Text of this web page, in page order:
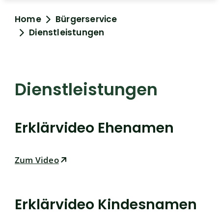
Home
Bürgerservice
Dienstleistungen
Dienstleistungen
Erklärvideo Ehenamen
Zum Video
Erklärvideo Kindesnamen